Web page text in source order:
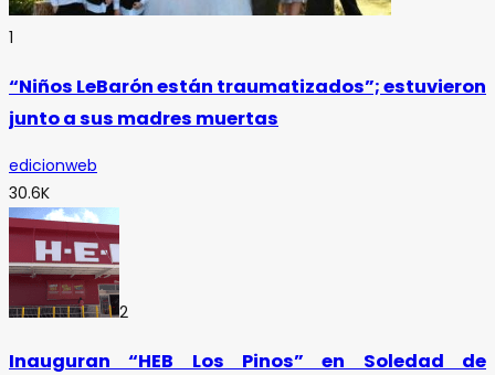
1
“Niños LeBarón están traumatizados”; estuvieron
junto a sus madres muertas
edicionweb
30.6K
2
Inauguran “HEB Los Pinos” en Soledad de